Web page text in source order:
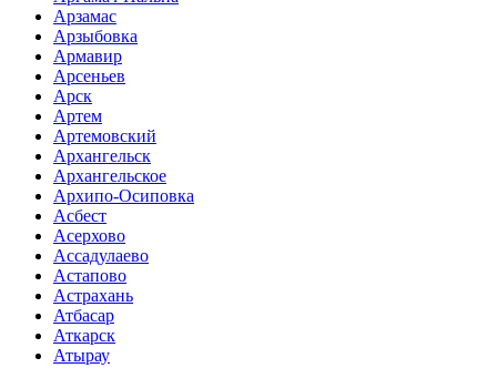
Арзамас
Арзыбовка
Армавир
Арсеньев
Арск
Артем
Артемовский
Архангельск
Архангельское
Архипо-Осиповка
Асбест
Асерхово
Ассадулаево
Астапово
Астрахань
Атбасар
Аткарск
Атырау